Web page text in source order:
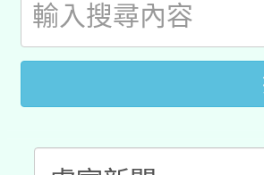
方素養工作
「族語學習
文教學共融
教育部國民
年度